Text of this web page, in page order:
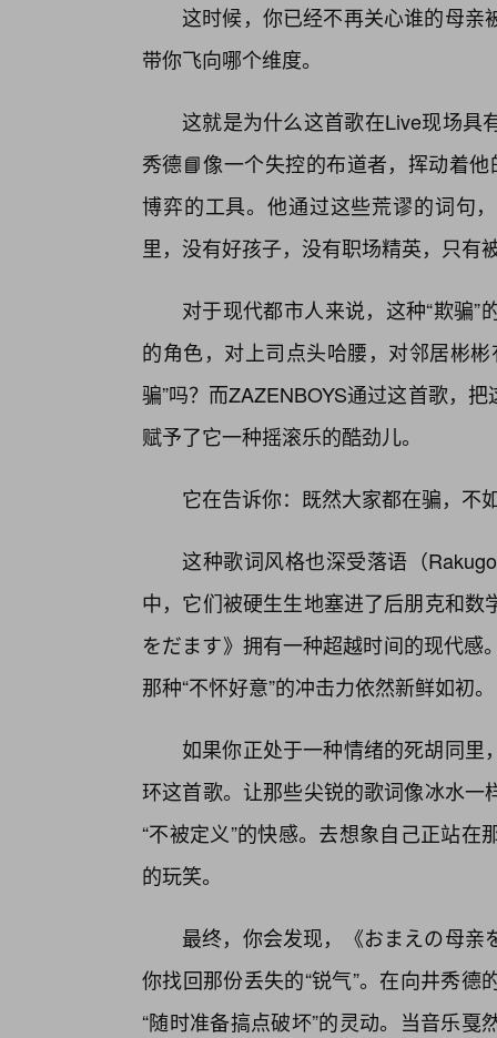
这时候，你已经不再关心谁的母
带你飞向哪个维度。
这就是为什么这首歌在Live现场具
秀德📘像一个失控的布道者，挥动着
博弈的工具。他通过这些荒谬的词句
里，没有好孩子，没有职场精英，只有
对于现代都市人来说，这种“欺骗
的角色，对上司点头哈腰，对邻居彬
骗”吗？而ZAZENBOYS通过这首歌，
赋予了它一种摇滚乐的酷劲儿。
它在告诉你：既然大家都在骗，不
这种歌词风格也深受落语（
中，它们被硬生生地塞进了后朋克和
をだます》拥有一种超越时间的现代
那种“不怀好意”的冲击力依然新鲜如初。
如果你正处于一种情绪的死胡同里
环这首歌。让那些尖锐的歌词像冰水
“不被定义”的快感。去想象自己正站
的玩笑。
最终，你会发现，《おまえの母
你找回那份丢失的“锐气”。在向井秀
“随时准备搞点破坏”的灵动。当音乐